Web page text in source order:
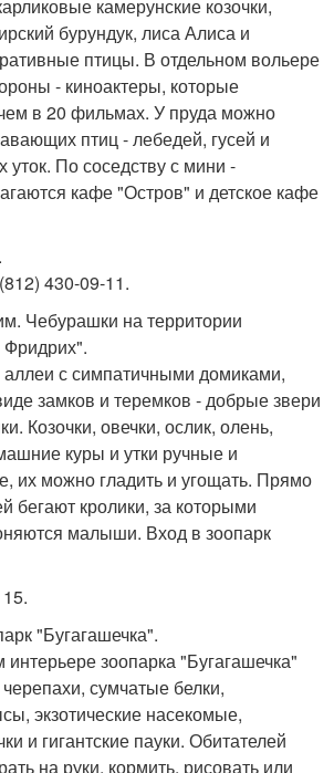
камерунские козочки,
бурундук, лиса Алиса и
птицы. В отдельном вольере
- киноактеры, которые
в 20 фильмах. У пруда можно
птиц - лебедей, гусей и
уток. По соседству с мини -
кафе "Остров" и детское кафе
430-09-11.
Чебурашки на территории
Фридрих".
с симпатичными домиками,
замков и теремков - добрые звери
Козочки, овечки, ослик, олень,
куры и утки ручные и
их можно гладить и угощать. Прямо
бегают кролики, за которыми
малыши. Вход в зоопарк
"Бугагашечка".
зоопарка "Бугагашечка"
сумчатые белки,
экзотические насекомые,
и гигантские пауки. Обитателей
на руки, кормить, рисовать или